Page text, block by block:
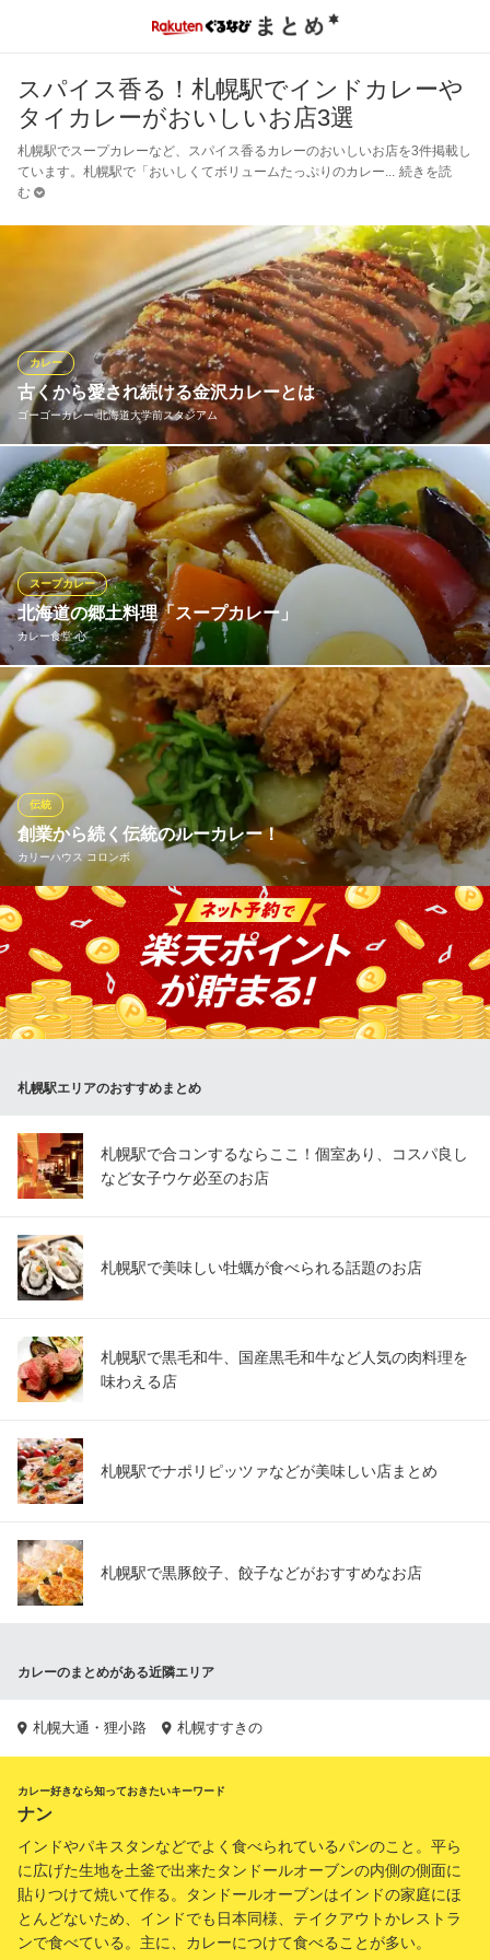
スパイス香る！札幌駅でインドカレーや
タイカレーがおいしいお店3選
札幌駅でスープカレーなど、スパイス香るカレーのおいしいお店を3件掲載し
ています。札幌駅で「おいしくてボリュームたっぷりのカレー
続きを読
む
古くから愛され続ける金沢カレーとは
ゴーゴーカレー 北海道大学前スタジアム
カレー
☆★☆ 金沢カレーの定義 ☆★☆ （１）ルーは濃厚でドロッと
している。 （２）付け合わせとしてキャベツの千切りが載ってい
る。 （３）ステンレスの皿に盛られている。 （４）フォークまた
は先割れスプーンで食べる。 （５）ルーの上にカツを載せ、その
上にはソースがかかっている。
ゴーゴーカレー 北海道大学前スタジアム
金沢カレー
札幌市営地下鉄南北線北１８条駅 徒歩7分
北海道札幌市北区北十七条西5-2-48
北海道の郷土料理「スープカレー」
カレー食堂 心
スープカレー
《カレー食堂 心》は2001年に誕生し、思考錯誤を繰り返す中、ト
マトベースの赤いスープにバジルを使用した、スープカレーのス
タンダードなスタイルを確立しました。現在では日本全国や海外
から観光で訪れた方がスープカレーに注目するなど、ラーメン、
ジンギスカンに続き札幌の代表的な郷土料理へと進化を遂げてお
ります。
カレー食堂 心
スープカレー専門店
札幌市営地下鉄南北線北18条駅 徒歩3分
北海道札幌市北区北15条西4-2-23 1F
創業から続く伝統のルーカレー！
カリーハウス コロンボ
伝統
1973年開業から守り続けてきたその味は、地元・道外問わず根強
いファンが多数！
カリーハウス コロンボ
本格ルーカレー専門店
札幌市営地下鉄南北線さっぽろ駅8番出口 徒歩1分
札幌駅エリアのおすすめまとめ
札幌駅で合コンするならここ！個室あり、コスパ良し
など女子ウケ必至のお店
札幌駅で美味しい牡蠣が食べられる話題のお店
札幌駅で黒毛和牛、国産黒毛和牛など人気の肉料理を
味わえる店
札幌駅でナポリピッツァなどが美味しい店まとめ
札幌駅で黒豚餃子、餃子などがおすすめなお店
カレーのまとめがある近隣エリア
札幌大通・狸小路 札幌すすきの
カレー好きなら知っておきたいキーワード
ナン
インドやパキスタンなどでよく食べられているパンのこと。平ら
に広げた生地を土釜で出来たタンドールオーブンの内側の側面に
貼りつけて焼いて作る。タンドールオーブンはインドの家庭にほ
とんどないため、インドでも日本同様、テイクアウトかレストラ
ンで食べている。主に、カレーにつけて食べることが多い。